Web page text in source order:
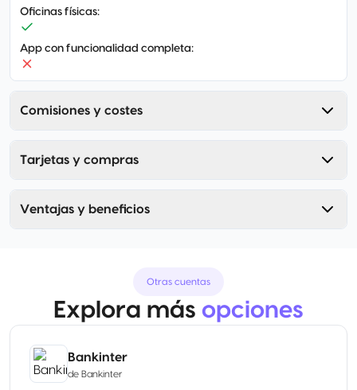
Oficinas físicas:
App con funcionalidad completa:
Comisiones y costes
Tarjetas y compras
Ventajas y beneficios
Otras cuentas
Explora más opciones
Bankinter
de Bankinter